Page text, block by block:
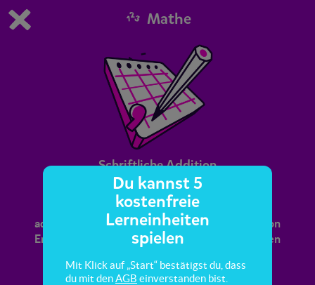
Du spielst die kostenfreie Testversion von scoyo.
Jetzt bestellen
0 1
Mathe
Schriftliche Addition
Hier lernst du, Dezimalzahlen schriftlich zu
addieren. Außerdem lernst du die Bedeutung von
Endnullen kennen sowie Überschlagsrechnungen
Du kannst 5
kostenfreie
Lerneinheiten
spielen
Mit Klick auf „Start“ bestätigst du, dass
du mit denAGB einverstanden bist.